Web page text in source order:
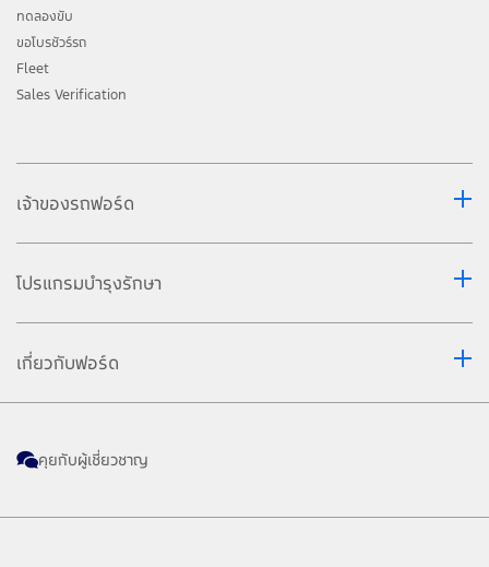
ทดลองขับ
ขอโบรชัวร์รถ
Fleet
Sales Verification
เจ้าของรถฟอร์ด
โปรแกรมบำรุงรักษา
เกี่ยวกับฟอร์ด
คุยกับผู้เชี่ยวชาญ